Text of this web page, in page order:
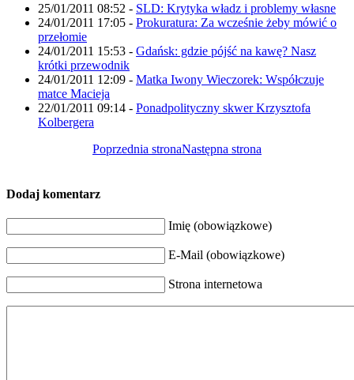
25/01/2011 08:52 - SLD: Krytyka władz i problemy własne
24/01/2011 17:05 - Prokuratura: Za wcześnie żeby mówić o
przełomie
24/01/2011 15:53 - Gdańsk: gdzie pójść na kawę? Nasz
krótki przewodnik
24/01/2011 12:09 - Matka Iwony Wieczorek: Współczuje
matce Macieja
22/01/2011 09:14 - Ponadpolityczny skwer Krzysztofa
Kolbergera
Poprzednia stronaNastępna strona
Dodaj komentarz
Imię (obowiązkowe)
E-Mail (obowiązkowe)
Strona internetowa